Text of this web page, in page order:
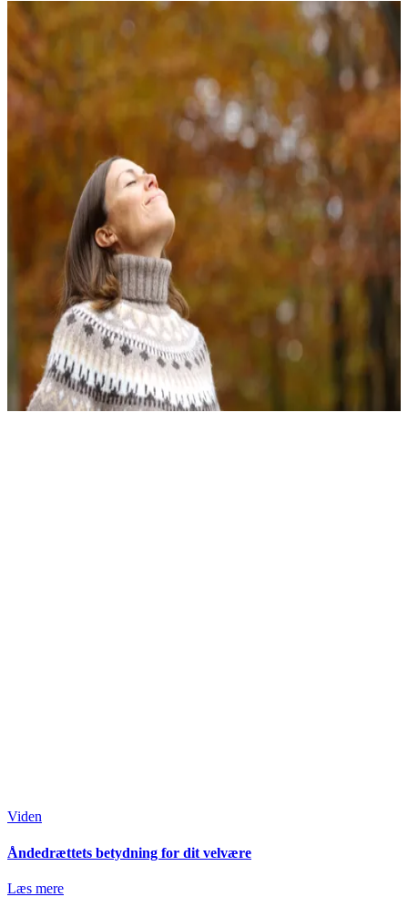
Viden
Åndedrættets betydning for dit velvære
Læs mere